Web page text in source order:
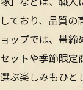
しており、品質の
ョップでは、帯
セットや季節限定
選ぶ楽しみもひと